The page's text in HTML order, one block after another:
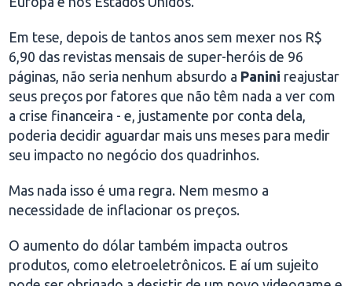
Em tese, depois de tantos anos sem mexer nos R$
6,90 das revistas mensais de super-heróis de 96
páginas, não seria nenhum absurdo a Panini reajustar
seus preços por fatores que não têm nada a ver com
a crise financeira - e, justamente por conta dela,
poderia decidir aguardar mais uns meses para medir
seu impacto no negócio dos quadrinhos.
Mas nada isso é uma regra. Nem mesmo a
necessidade de inflacionar os preços.
O aumento do dólar também impacta outros
produtos, como eletroeletrônicos. E aí um sujeito